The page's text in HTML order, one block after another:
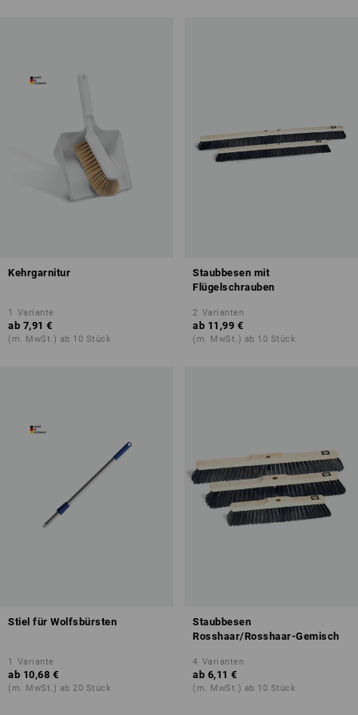
Kehrgarnitur
1 Variante
ab 7,91 €
(m. MwSt.) ab 10 Stück
Staubbesen mit
Flügelschrauben
2 Varianten
ab 11,99 €
(m. MwSt.) ab 10 Stück
Stiel für Wolfsbürsten
1 Variante
ab 10,68 €
(m. MwSt.) ab 20 Stück
Staubbesen
Rosshaar/Rosshaar-Gemisch
4 Varianten
ab 6,11 €
(m. MwSt.) ab 10 Stück